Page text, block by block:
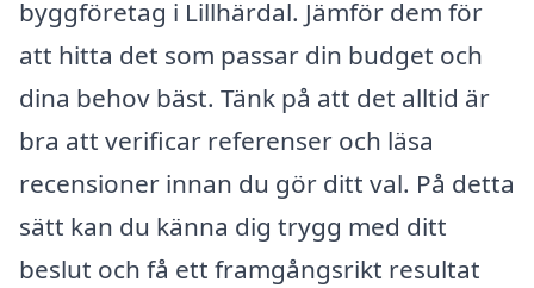
byggföretag i Lillhärdal. Jämför dem för
att hitta det som passar din budget och
dina behov bäst. Tänk på att det alltid är
bra att verificar referenser och läsa
recensioner innan du gör ditt val. På detta
sätt kan du känna dig trygg med ditt
beslut och få ett framgångsrikt resultat